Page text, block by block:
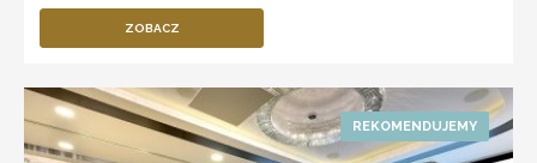
ZOBACZ